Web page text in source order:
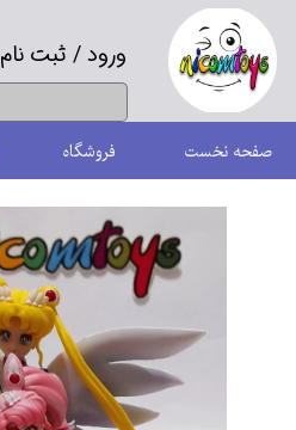
ورود/ ثبت نام
حساب کاربری من
تغییر گذر واژه
سفارشات
خروج از حساب کاربری
صفحه نخست فروشگاه